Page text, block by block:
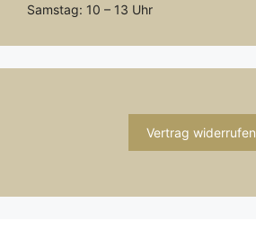
Samstag: 10 – 13 Uhr
Vertrag widerrufen